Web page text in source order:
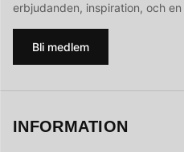
erbjudanden, inspiration, och
Bli medlem
INFORMATION